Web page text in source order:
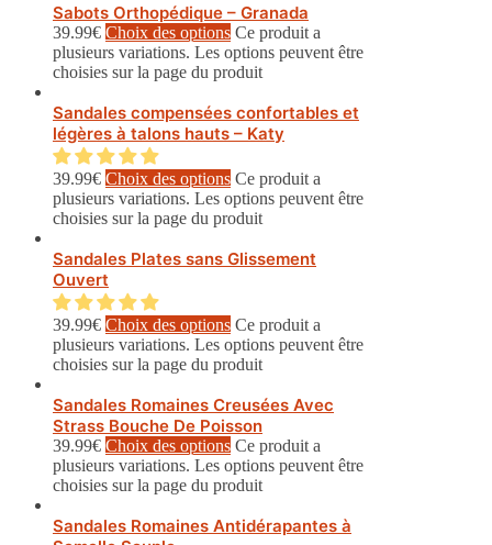
Sabots Orthopédique – Granada
39.99€ Choix des options Ce produit a
plusieurs variations. Les options peuvent être
choisies sur la page du produit
Sandales compensées confortables et
légères à talons hauts – Katy
39.99€ Choix des options Ce produit a
plusieurs variations. Les options peuvent être
choisies sur la page du produit
Sandales Plates sans Glissement
Ouvert
39.99€ Choix des options Ce produit a
plusieurs variations. Les options peuvent être
choisies sur la page du produit
Sandales Romaines Creusées Avec
Strass Bouche De Poisson
39.99€ Choix des options Ce produit a
plusieurs variations. Les options peuvent être
choisies sur la page du produit
Sandales Romaines Antidérapantes à